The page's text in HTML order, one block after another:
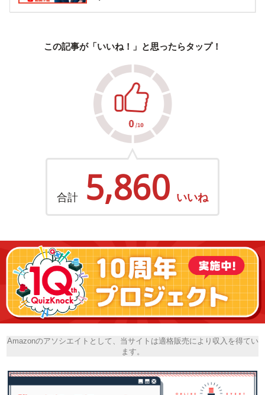
この記事が「いいね！」と思ったらタップ！
合計 5,860 いいね
Amazonのアソシエイトとして、当サイトは適格販売により収入を得てい
ます。